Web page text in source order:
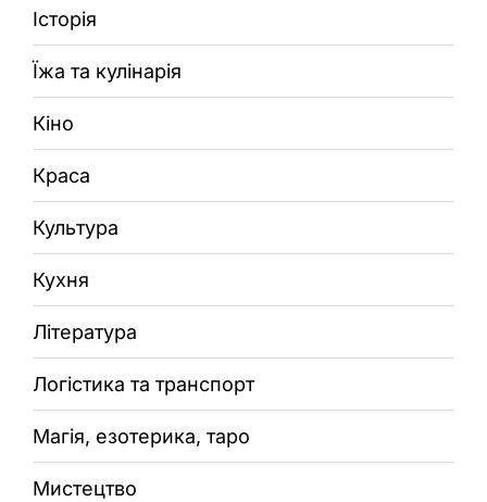
Історія
Їжа та кулінарія
Кіно
Краса
Культура
Кухня
Література
Логістика та транспорт
Магія, езотерика, таро
Мистецтво